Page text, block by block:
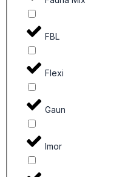
FBL
Flexi
Gaun
Imor